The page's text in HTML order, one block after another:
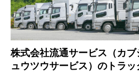
株式会社流通サービス（カブ
ュウツウサービス）のトラッ